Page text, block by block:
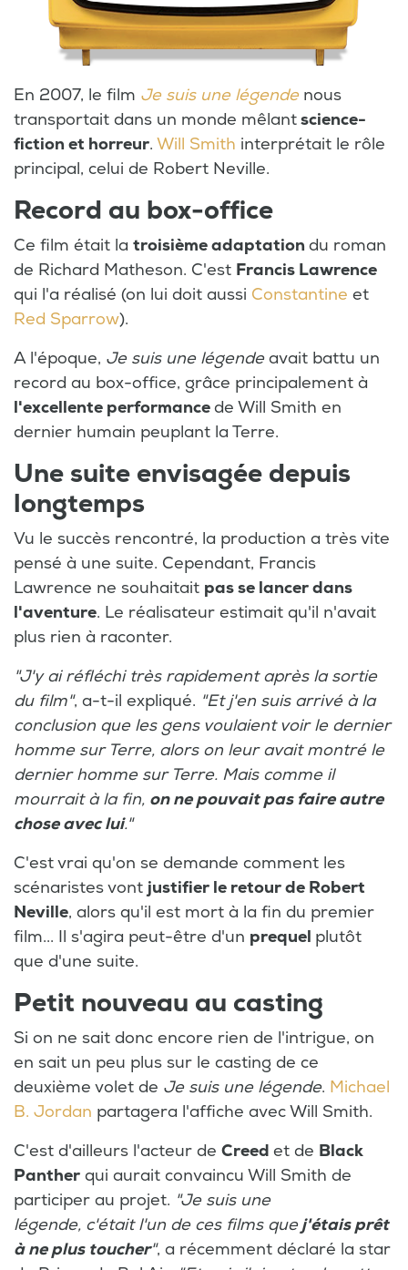
En 2007, le film Je suis une légendenous
transportait dans un monde mêlantscience-
fiction et horreur. Will Smith interprétait le rôle
principal, celui de Robert Neville.
Record au box-office
Ce film était la troisième adaptation du roman
de Richard Matheson. C'est Francis Lawrence
qui l'a réalisé (on lui doit aussi Constantine et
Red Sparrow).
A l'époque, Je suis une légendeavait battu un
record au box-office, grâce principalement à
l'excellente performancede Will Smith en
dernier humain peuplant la Terre.
Une suite envisagée depuis
longtemps
Vu le succès rencontré, la production a très vite
pensé à une suite. Cependant, Francis
Lawrence ne souhaitait pas se lancer dans
l'aventure. Le réalisateur estimait qu'il n'avait
plus rien à raconter.
"J'y ai réfléchi très rapidement après la sortie
du film", a-t-il expliqué. "Et j'en suis arrivé à la
conclusion que les gens voulaient voir le dernier
homme sur Terre, alors on leur avait montré le
dernier homme sur Terre. Mais comme il
mourrait à la fin, on ne pouvait pas faire autre
chose avec lui."
C'est vrai qu'on se demande comment les
scénaristes vont justifier le retour de Robert
Neville, alors qu'il est mort à la fin du premier
film... Il s'agira peut-être d'un prequel plutôt
que d'une suite.
Petit nouveau au casting
Si on ne sait donc encore rien de l'intrigue, on
en sait un peu plus sur le casting de ce
deuxième volet de Je suis une légende. Michael
B. Jordan partagera l'affiche avec Will Smith.
C'est d'ailleurs l'acteur de Creed et de Black
Panther qui aurait convaincu Will Smith de
participer au projet. "Je suis une
légende, c'était l'un de ces films quej'étais prêt
à ne plus toucher", a récemment déclaré la star